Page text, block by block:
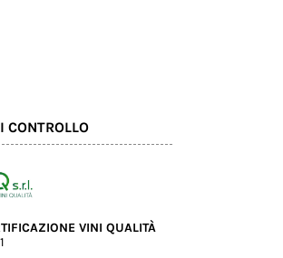
CONTROLLO
VINI QUALITÀ